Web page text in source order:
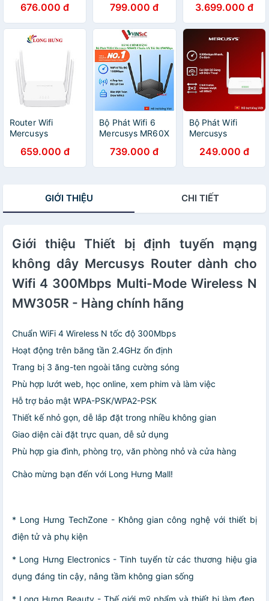
AX1500 Băng
Tần Kép - Hàng
Chính Hãng
676.000 đ
Band High Gain
Wireless MA72XH
- Hàng chính
799.000 đ
Mercusys
AX6000 Router
Wifi 6 8-Stream
MR90X - Hàng
chính hãng
3.699.000 đ
Router Wifi
Mercusys
Band Wireless
Router AC10 -
659.000 đ
Bộ Phát Wifi 6
Mercusys MR60X
1500Mbps -
Hàng Chính Hãng
739.000 đ
Bộ Phát Wifi
Mercusys
N 300Mbps -
Hàng Chính Hãng
249.000 đ
GIỚI THIỆU CHI TIẾT
Giới thiệu Thiết bị định tuyến mạng
không dây Mercusys Router dành cho
Wifi 4 300Mbps Multi-Mode Wireless N
MW305R - Hàng chính hãng
Chuẩn WiFi 4 Wireless N tốc độ 300Mbps
Hoạt động trên băng tần 2.4GHz ổn định
Trang bị 3 ăng-ten ngoài tăng cường sóng
Phù hợp lướt web, học online, xem phim và làm việc
Hỗ trợ bảo mật WPA-PSK/WPA2-PSK
Thiết kế nhỏ gọn, dễ lắp đặt trong nhiều không gian
Giao diện cài đặt trực quan, dễ sử dụng
Phù hợp gia đình, phòng trọ, văn phòng nhỏ và cửa hàng
Chào mừng bạn đến với Long Hưng Mall!
* Long Hưng TechZone - Không gian công nghệ với thiết bị
điện tử và phụ kiện
* Long Hưng Electronics - Tinh tuyển từ các thương hiệu gia
dụng đáng tin cậy, nâng tầm không gian sống
* Long Hưng Beauty - Thế giới mỹ phẩm và thiết bị làm đẹp,